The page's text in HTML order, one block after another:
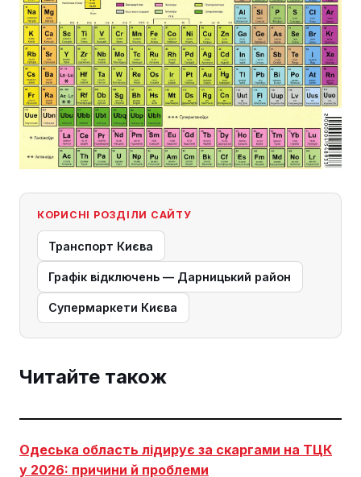
КОРИСНІ РОЗДІЛИ САЙТУ
Транспорт Києва
Графік відключень — Дарницький район
Супермаркети Києва
Читайте також
Одеська область лідирує за скаргами на ТЦК
у 2026: причини й проблеми